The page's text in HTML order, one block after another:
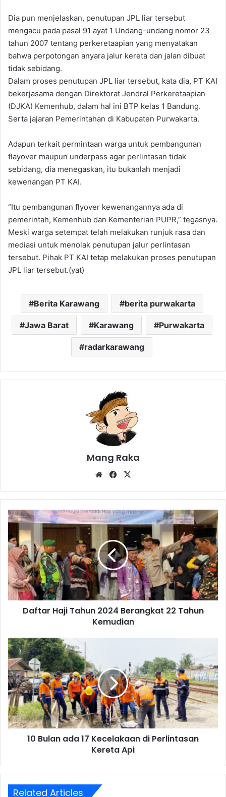
Dia pun menjelaskan, penutupan JPL liar tersebut
mengacu pada pasal 91 ayat 1 Undang-undang nomor 23
tahun 2007 tentang perkeretaapian yang menyatakan
bahwa perpotongan anyara jalur kereta dan jalan dibuat
tidak sebidang.
Dalam proses penutupan JPL liar tersebut, kata dia, PT KAI
bekerjasama dengan Direktorat Jendral Perkeretaapian
(DJKA) Kemenhub, dalam hal ini BTP kelas 1 Bandung.
Serta jajaran Pemerintahan di Kabupaten Purwakarta.
Adapun terkait permintaan warga untuk pembangunan
flayover maupun underpass agar perlintasan tidak
sebidang, dia menegaskan, itu bukanlah menjadi
kewenangan PT KAI.
“Itu pembangunan flyover kewenangannya ada di
pemerintah, Kemenhub dan Kementerian PUPR,” tegasnya.
Meski warga setempat telah melakukan runjuk rasa dan
mediasi untuk menolak penutupan jalur perlintasan
tersebut. Pihak PT KAI tetap melakukan proses penutupan
JPL liar tersebut.(yat)
Berita Karawang berita purwakarta
Jawa Barat Karawang Purwakarta
radarkarawang
Mang Raka
WebsiteFacebook
Daftar
Haji
Tahun
2024
Berangkat
22
Tahun
Kemudian
Daftar Haji Tahun 2024 Berangkat 22 Tahun
Kemudian
10
Bulan
ada
17
Kecelakaan
di
Perlintasan
Kereta
Api
10 Bulan ada 17 Kecelakaan di Perlintasan
Kereta Api
Related Articles